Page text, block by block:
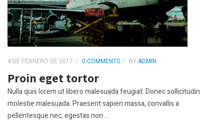
4 DE FEBRERO DE 2017 0 COMMENTS BYADMIN
Proin eget tortor
Nulla quis lorem ut libero malesuada feugiat. Donec sollicitudin
molestie malesuada. Praesent sapien massa, convallis a
pellentesque nec, egestas non ...